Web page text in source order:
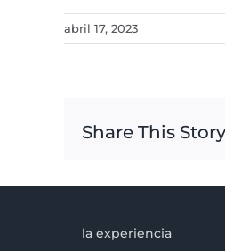
abril 17, 2023
Share This
la experiencia